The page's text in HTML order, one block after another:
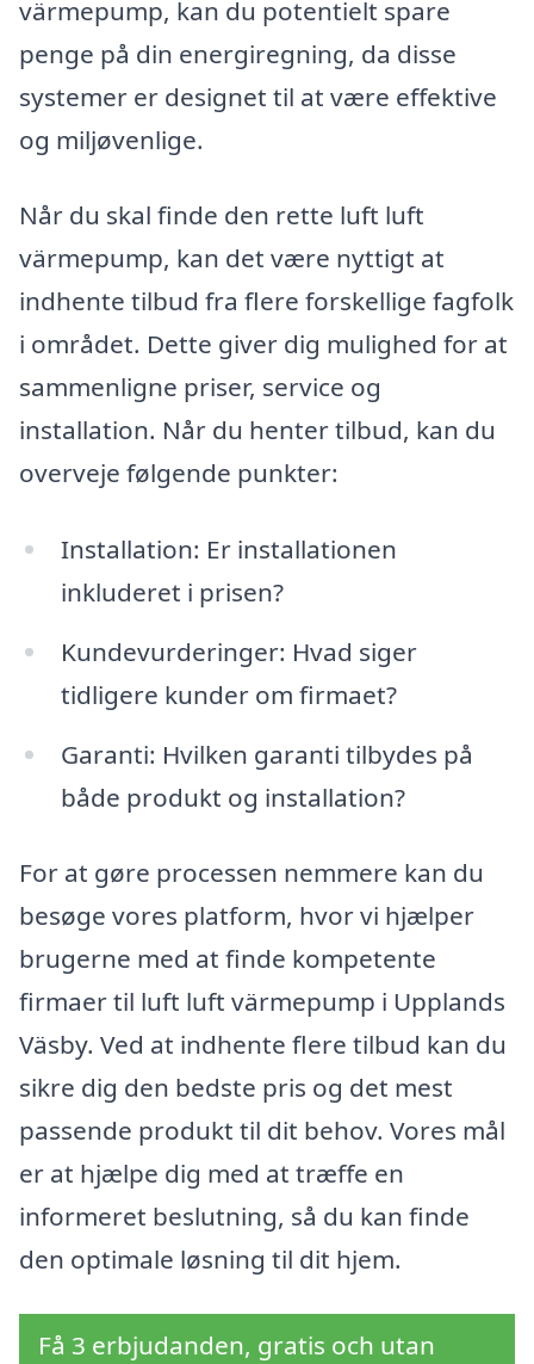
värmepump, kan du potentielt spare
penge på din energiregning, da disse
systemer er designet til at være effektive
og miljøvenlige.
Når du skal finde den rette luft luft
värmepump, kan det være nyttigt at
indhente tilbud fra flere forskellige fagfolk
i området. Dette giver dig mulighed for at
sammenligne priser, service og
installation. Når du henter tilbud, kan du
overveje følgende punkter:
Installation: Er installationen
inkluderet i prisen?
Kundevurderinger: Hvad siger
tidligere kunder om firmaet?
Garanti: Hvilken garanti tilbydes på
både produkt og installation?
For at gøre processen nemmere kan du
besøge vores platform, hvor vi hjælper
brugerne med at finde kompetente
firmaer til luft luft värmepump i Upplands
Väsby. Ved at indhente flere tilbud kan du
sikre dig den bedste pris og det mest
passende produkt til dit behov. Vores mål
er at hjælpe dig med at træffe en
informeret beslutning, så du kan finde
den optimale løsning til dit hjem.
Få 3 erbjudanden, gratis och utan